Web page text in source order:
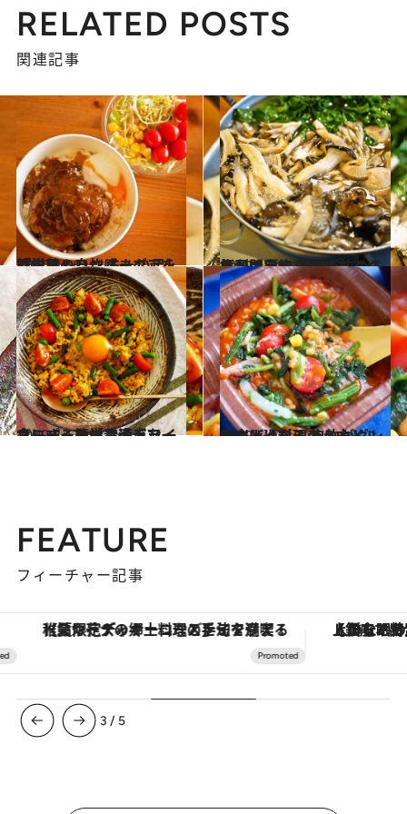
RELATED POSTS
関連記事
2020.3.16
「松屋のハンバーグ」を簡単アレンジ ちょい足しで栄養＆自炊感までアップ
グルメ 2019.12.15
毎日の自炊「どこまでやるか問題」 それを決める権利は、あなたにある
グルメ
2019.3.17
スーパーの「冷凍ドライカレー」を栄養満点な一食にする簡単アイデア
グルメ 2019.5.17
日本人は料理のハードルを上げ過ぎ！ 自炊がグンと楽しくなる考え方とは？
グルメ
FEATURE
フィーチャー記事
【夏限定ディナーコース】旬を迎える稚鮎や花ズッキーニなどをイタリア・トスカーナの郷土料理の手法で満喫！ 【銀座で出合う最旬美容】美髪ケアや上質
3 / 5